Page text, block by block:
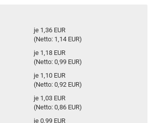
je 1,36 EUR
(Netto: 1,14 EUR)
je 1,18 EUR
(Netto: 0,99 EUR)
je 1,10 EUR
(Netto: 0,92 EUR)
je 1,03 EUR
(Netto: 0,86 EUR)
je 0,99 EUR